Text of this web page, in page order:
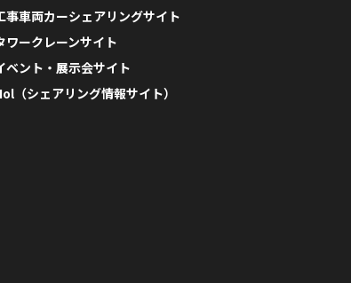
事車両カーシェアリングサイト
ワークレーンサイト
ベント・展示会サイト
（シェアリング情報サイト）